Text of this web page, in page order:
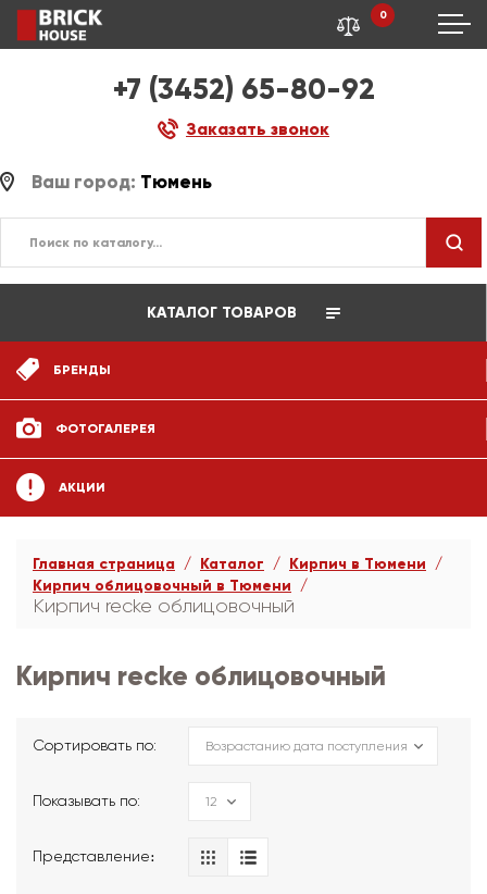
+7 (3452) 65-80-92
Заказать звонок
0
Ваш город: Тюмень
КАТАЛОГ ТОВАРОВ
БРЕНДЫ
ФОТОГАЛЕРЕЯ
АКЦИИ
Главная страница Каталог
Кирпич в Тюмени
Кирпич облицовочный в Тюмени
Кирпич recke облицовочный
Кирпич recke облицовочный
Сортировать по:
Показывать по:
Представление։